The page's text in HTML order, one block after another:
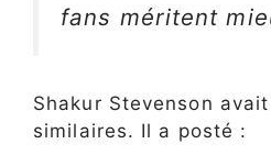
fans méritent
Shakur Stevenson
similaires. Il a posté :